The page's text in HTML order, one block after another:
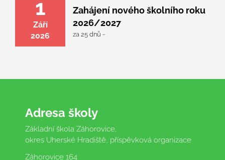
1
Září
2026
Zahájení nového školního roku
2026/2027
za 25 dnů -
Adresa školy
Základní škola Záhorovice,
okres Uherské Hradiště, příspěvková organizace
Záhorovice 164